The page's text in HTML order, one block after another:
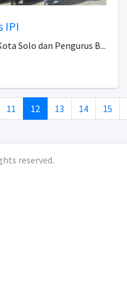
IPI
Solo dan Pengurus B...
11 12 (current)
13 14 15
reserved.